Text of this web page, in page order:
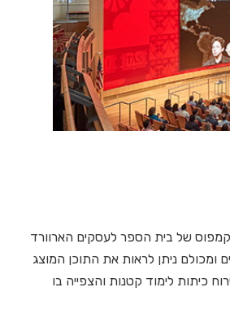
החדש בקמפוס של בית הספר לעסקים הארוורד
ניתן לראות את התוכן המוצג
כיתות לימוד קטנות והצפייה בו